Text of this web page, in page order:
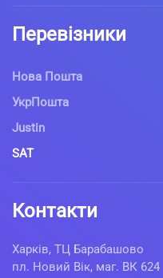
Перевізники
Нова Пошта
УкрПошта
Justin
SAT
Контакти
Харків, ТЦ Барабашово
пл. Новий Вік, маг. ВК 624